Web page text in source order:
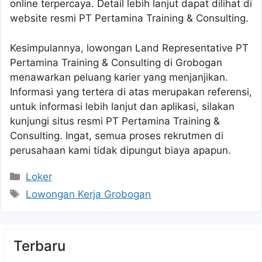
online terpercaya. Detail lebih lanjut dapat dilihat di
website resmi PT Pertamina Training & Consulting.
Kesimpulannya, lowongan Land Representative PT
Pertamina Training & Consulting di Grobogan
menawarkan peluang karier yang menjanjikan.
Informasi yang tertera di atas merupakan referensi,
untuk informasi lebih lanjut dan aplikasi, silakan
kunjungi situs resmi PT Pertamina Training &
Consulting. Ingat, semua proses rekrutmen di
perusahaan kami tidak dipungut biaya apapun.
Kategori
Loker
Tag
Lowongan Kerja Grobogan
Terbaru